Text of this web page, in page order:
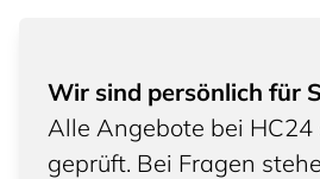
Wir sind persönlich für
Alle Angebote bei HC24
geprüft. Bei Fragen